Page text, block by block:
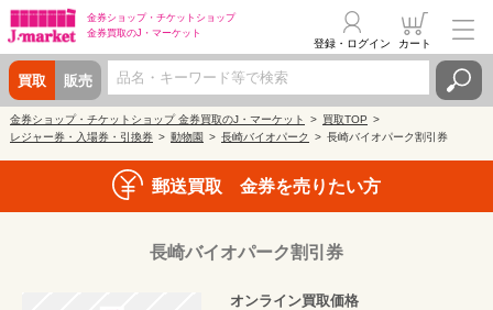
金券ショップ・ チケットショップ
金券買取のJ・マーケット
買取 販売
登録・ログイン カート
金券ショップ・チケットショップ 金券買取のJ・マーケット
買取TOP
レジャー券・入場券・引換券
動物園 長崎バイオパーク 長崎バイオパーク割引券
郵送買取 金券を売りたい方
長崎バイオパーク割引券
オンライン買取価格